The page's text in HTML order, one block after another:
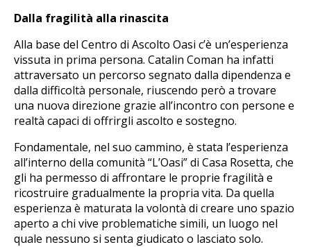
Dalla fragilità alla rinascita
Alla base del Centro di Ascolto Oasi c’è un’esperienza
vissuta in prima persona. Catalin Coman ha infatti
attraversato un percorso segnato dalla dipendenza e
dalla difficoltà personale, riuscendo però a trovare
una nuova direzione grazie all’incontro con persone e
realtà capaci di offrirgli ascolto e sostegno.
Fondamentale, nel suo cammino, è stata l’esperienza
all’interno della comunità “L’Oasi” di Casa Rosetta, che
gli ha permesso di affrontare le proprie fragilità e
ricostruire gradualmente la propria vita. Da quella
esperienza è maturata la volontà di creare uno spazio
aperto a chi vive problematiche simili, un luogo nel
quale nessuno si senta giudicato o lasciato solo.